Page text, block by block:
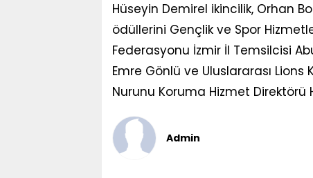
Hüseyin Demirel ikincilik, Orhan
ödüllerini Gençlik ve Spor
Federasyonu İzmir İl Temsilcisi
Emre Gönlü ve Uluslararası Lions
Nurunu Koruma Hizmet Direktörü
Admin